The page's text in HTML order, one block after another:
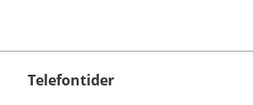
Telefontider